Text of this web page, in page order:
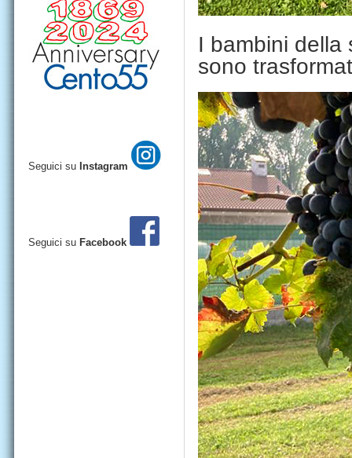
I bambini
sono
Seguici su Instagram
Seguici su Facebook